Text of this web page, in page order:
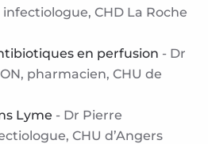
infectiologue, CHD La Roche
en perfusion - Dr
pharmacien, CHU de
Lyme - Dr Pierre
CHU d’Angers